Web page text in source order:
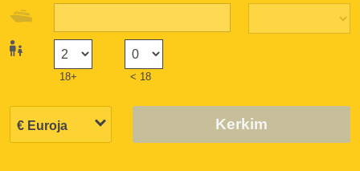
18+ < 18
Kerkim